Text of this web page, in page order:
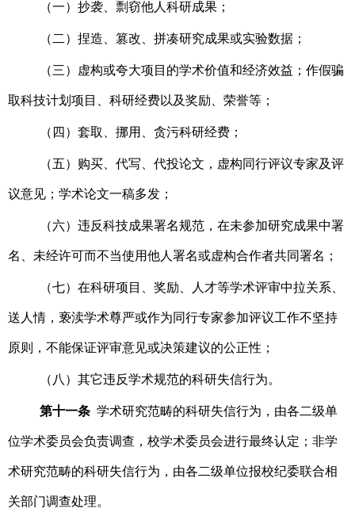
（一）抄袭、剽窃他人科研成果；
（二）捏造、篡改、拼凑研究成果或实验数据；
（三）虚构或夸大项目的学术价值和经济效益；作假骗
取科技计划项目、科研经费以及奖励、荣誉等；
（四）套取、挪用、贪污科研经费；
（五）购买、代写、代投论文，虚构同行评议专家及评
议意见；学术论文一稿多发；
（六）违反科技成果署名规范，在未参加研究成果中署
名、未经许可而不当使用他人署名或虚构合作者共同署名；
（七）在科研项目、奖励、人才等学术评审中拉关系、
送人情，亵渎学术尊严或作为同行专家参加评议工作不坚持
原则，不能保证评审意见或决策建议的公正性；
（八）其它违反学术规范的科研失信行为。
第十一条 学术研究范畴的科研失信行为，由各二级单
位学术委员会负责调查，校学术委员会进行最终认定；非学
术研究范畴的科研失信行为，由各二级单位报校纪委联合相
关部门调查处理。